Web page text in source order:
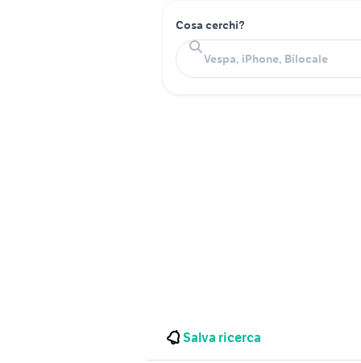
Cosa cerchi?
Salva ricerca